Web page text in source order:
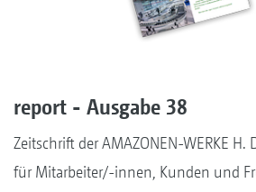
report - Ausgabe 38
Zeitschrift der AMAZONEN-WERKE H.
für Mitarbeiter/-innen, Kunden und